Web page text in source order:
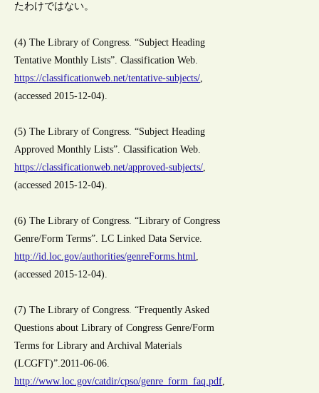
たわけではない。
(4) The Library of Congress. “Subject Heading
Tentative Monthly Lists”. Classification Web.
https://classificationweb.net/tentative-subjects/
(accessed 2015-12-04).
(5) The Library of Congress. “Subject Heading
Approved Monthly Lists”. Classification Web.
https://classificationweb.net/approved-subjects/
(accessed 2015-12-04).
(6) The Library of Congress. “Library of Congress
Genre/Form Terms”. LC Linked Data Service.
http://id.loc.gov/authorities/genreForms.html
(accessed 2015-12-04).
(7) The Library of Congress. “Frequently Asked
Questions about Library of Congress Genre/Form
Terms for Library and Archival Materials
(LCGFT)”.2011-06-06.
http://www.loc.gov/catdir/cpso/genre_form_faq.pdf,